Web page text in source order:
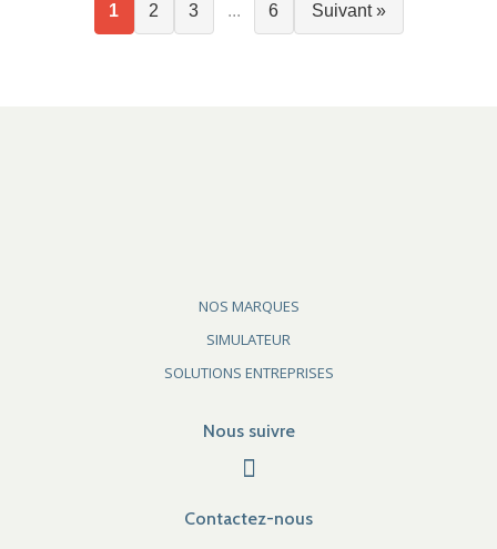
1 2 3 ... 6 Suivant »
NOS MARQUES
SIMULATEUR
SOLUTIONS ENTREPRISES
Nous suivre
Contactez-nous